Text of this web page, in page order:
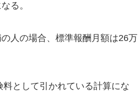
る。
人の場合、標準報酬月額は26万
として引かれている計算にな